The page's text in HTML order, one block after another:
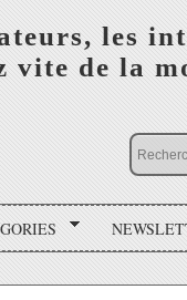
les
vite de la